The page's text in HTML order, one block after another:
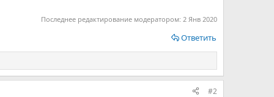
Последнее редактирование модератором: 2 Янв 2020
Ответить
#2